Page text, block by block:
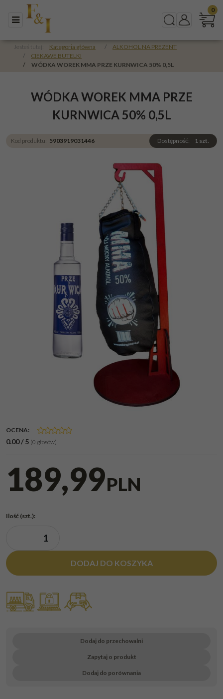
Menu SzukajPanel
0
Jesteś tutaj: Kategoria główna /
ALKOHOL NA PREZENT
/
CIEKAWE BUTELKI
/
WÓDKA WOREK MMA PRZE KURNWICA 50% 0,5L
WÓDKA WOREK MMA PRZE
KURNWICA 50% 0,5L
Kod produktu: 5903919031446 Dostępność: 1 szt.
OCENA:
0.00/5 (0 głosów)
189,99PLN
Ilość (szt.):
DODAJ DO KOSZYKA
Dodaj do przechowalni
Zapytaj o produkt
Dodaj do porównania